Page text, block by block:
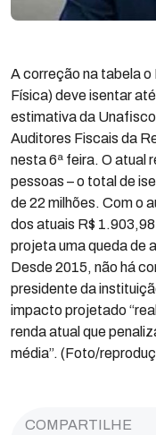
A correção na tabela
Física) deve isentar
estimativa da
Auditores Fiscais da
nesta 6ª feira. O atual
pessoas – o total de
de 22 milhões. Com o
dos atuais R$
projeta uma queda de
Desde 2015, não há
presidente da
impacto projetado
renda atual que
média”. (Foto/
COMPARTILHE